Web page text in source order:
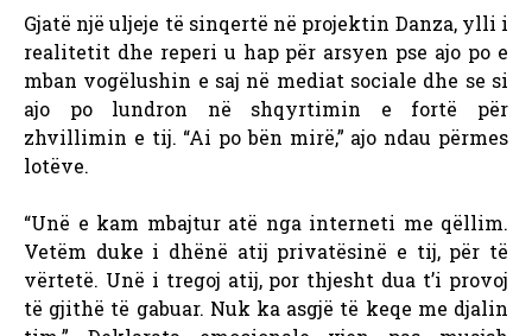
Gjatë një uljeje të sinqertë në projektin Danza, ylli i
realitetit dhe reperi u hap për arsyen pse ajo po e
mban vogëlushin e saj në mediat sociale dhe se si
ajo po lundron në shqyrtimin e fortë për
zhvillimin e tij. “Ai po bën mirë,” ajo ndau përmes
lotëve.
“Unë e kam mbajtur atë nga interneti me qëllim.
Vetëm duke i dhënë atij privatësinë e tij, për të
vërtetë. Unë i tregoj atij, por thjesht dua t’i provoj
të gjithë të gabuar. Nuk ka asgjë të keqe me djalin